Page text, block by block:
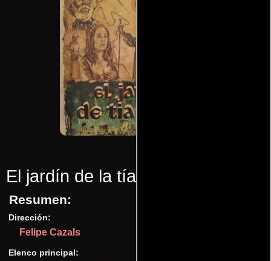
El jardín de la tía Isabel
Resumen:
Dirección:
Felipe Cazals
Elenco principal: